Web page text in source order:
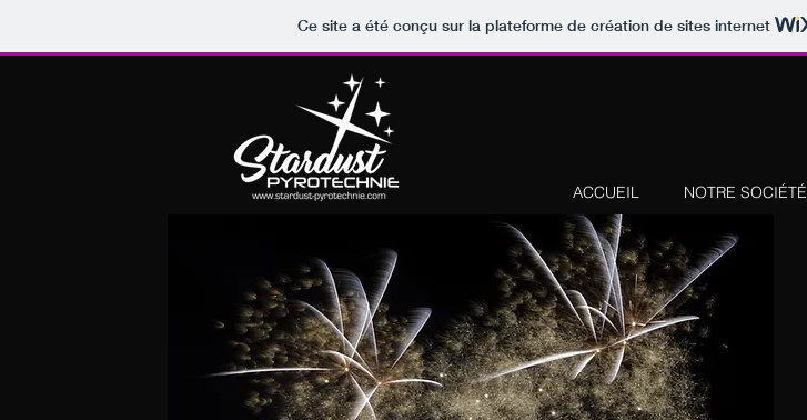
Ce site a été conçu sur la plateforme de création de sites internet
ACCUEIL NOTRE SOCIÉTÉ